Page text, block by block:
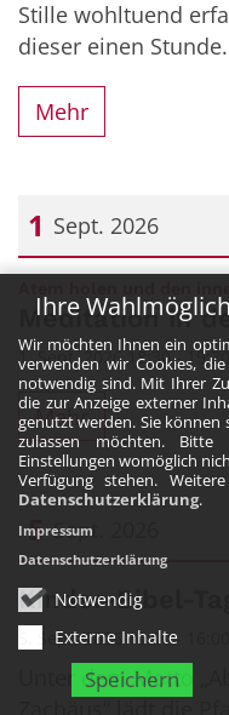
Ihre
Wir möchten Ihnen ein
verwenden wir Cookies,
notwendig sind. Mit Ihrer
die zur Anzeige externer
genutzt werden. Sie können
zulassen möchten.
Einstellungen womöglich
Verfügung stehen.
Datenschutzerklärung.
Notwendig
Externe Inhalte
Speichern
Impressum
Datenschutzerklärung
Stille wohltuend
dieser einen
Mehr
1 Sept. 2026
Datum: 1.
Meditation in
1. Sept. 2026 18:30 - 19:30
Mehr
5 Sept. 2026
Datum: 5. September
Kinder-Bibel-Tag
5. Sept. 2026 10:00 - 16:00
Unter dem Motto